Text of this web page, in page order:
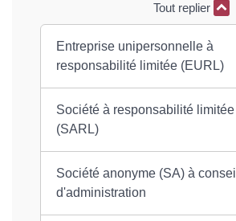
Tout replier
Entreprise unipersonnelle à
responsabilité limitée (EURL)
Société à responsabilité limitée
(SARL)
Société anonyme (SA) à conseil
d'administration